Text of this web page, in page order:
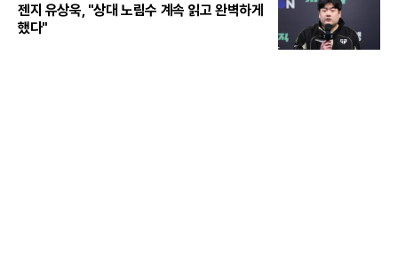
젠지 유상욱, "상대 노림수 계속 읽고 완벽하게
했다"